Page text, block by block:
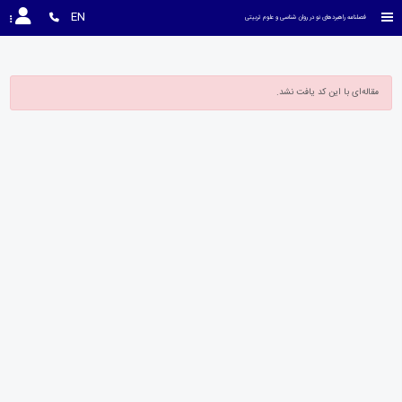
فصلنامه راهبردهای نو در روان شناسی و علوم تربیتی EN
مقاله‌ای با این کد یافت نشد.